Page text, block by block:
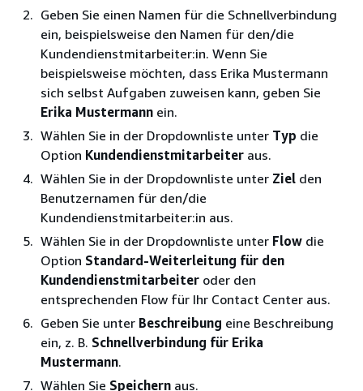
Geben Sie einen Namen für die Schnellverbindung
ein, beispielsweise den Namen für den/die
Kundendienstmitarbeiter:in. Wenn Sie
beispielsweise möchten, dass Erika Mustermann
sich selbst Aufgaben zuweisen kann, geben Sie
Erika Mustermann ein.
Wählen Sie in der Dropdownliste unter Typ die
Option Kundendienstmitarbeiter aus.
Wählen Sie in der Dropdownliste unter Ziel den
Benutzernamen für den/die
Kundendienstmitarbeiter:in aus.
Wählen Sie in der Dropdownliste unter Flow die
Option Standard-Weiterleitung für den
Kundendienstmitarbeiter oder den
entsprechenden Flow für Ihr Contact Center aus.
Geben Sie unter Beschreibung eine Beschreibung
ein, z. B. Schnellverbindung für Erika
Mustermann.
Wählen Sie Speichern aus.